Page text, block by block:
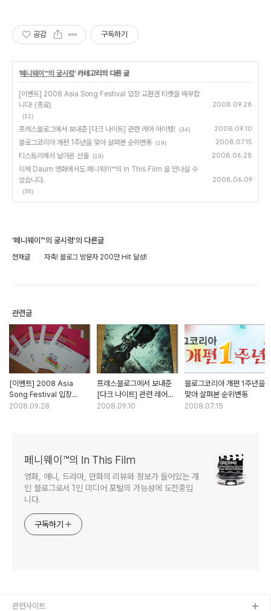
공감 구독하기
'페니웨이™의 궁시렁' 카테고리의 다른 글
[이벤트] 2008 Asia Song Festival 입장 교환권 티켓을 배부합
니다! (종료)
(11)
2008.09.28
프레스블로그에서 보내준 [다크 나이트] 관련 레어 아이템! (34) 2008.09.10
블로그코리아 개편 1주년을 맞아 살펴본 순위변동 (19) 2008.07.15
티스토리에서 날아온 선물 (19) 2008.06.28
이제 Daum 영화에서도 페니웨이™의 In This Film 을 만나실 수
있습니다.
(38)
2008.06.09
'페니웨이™의 궁시렁'의 다른글
현재글 자축! 블로그 방문자 200만 Hit 달성!
관련글
[이벤트] 2008 Asia
Song Festival 입장
교환권 티켓을 배부합니다!
2008.09.28
프레스블로그에서 보내준
[다크 나이트] 관련 레어
아이템!
2008.09.10
블로그코리아 개편 1주년을
맞아 살펴본 순위변동
2008.07.15
페니웨이™의 In This Film
영화, 애니, 드라마, 만화의 리뷰와 정보가 들어있는 개
인 블로그로서 1인 미디어 포털의 가능성에 도전중입
니다.
구독하기
관련사이트